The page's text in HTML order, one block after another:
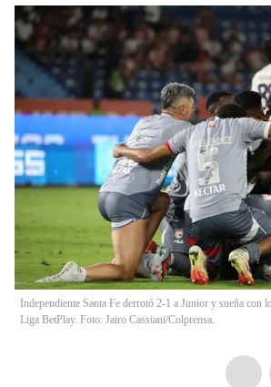
Independiente Santa Fe derrotó 2-1 a Junior y sueña con
Liga BetPlay. Foto: Jairo Cassiani/Colprensa.